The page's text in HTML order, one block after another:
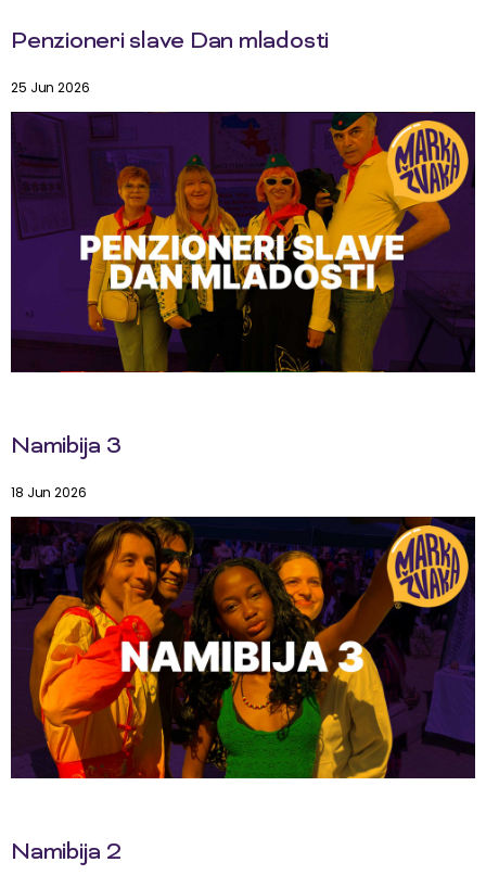
Penzioneri slave Dan mladosti
25 Jun 2026
Namibija 3
18 Jun 2026
Namibija 2